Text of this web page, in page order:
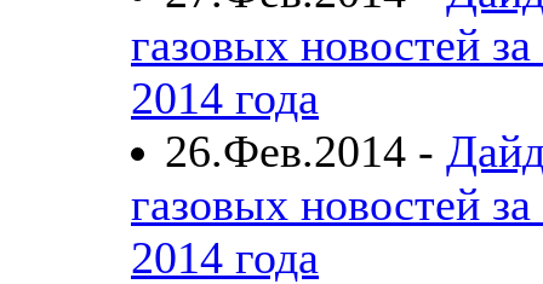
газовых новостей
2014 года
26.Фев.2014 -
газовых новостей
2014 года